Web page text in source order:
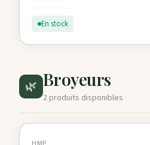
En stock
🌿 Broyeurs
2 produits disponibles